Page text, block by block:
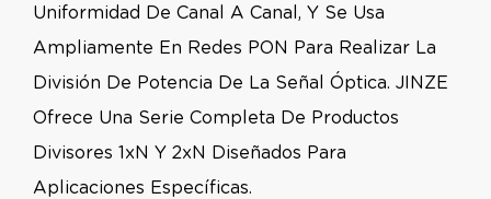
Uniformidad De Canal A Canal, Y Se Usa
Ampliamente En Redes PON Para Realizar La
División De Potencia De La Señal Óptica. JINZE
Ofrece Una Serie Completa De Productos
Divisores 1xN Y 2xN Diseñados Para
Aplicaciones Específicas.